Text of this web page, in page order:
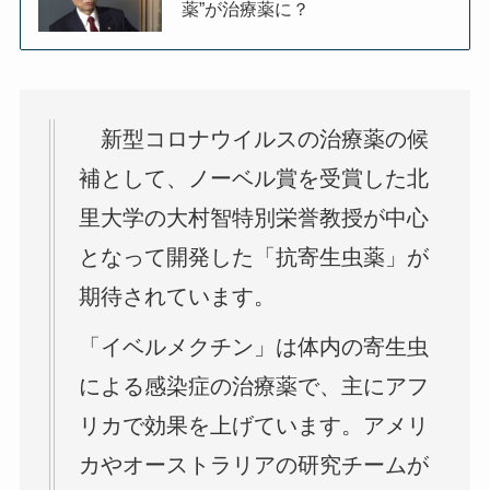
薬”が治療薬に？
新型コロナウイルスの治療薬の候
補として、ノーベル賞を受賞した北
里大学の大村智特別栄誉教授が中心
となって開発した「抗寄生虫薬」が
期待されています。
「イベルメクチン」は体内の寄生虫
による感染症の治療薬で、主にアフ
リカで効果を上げています。アメリ
カやオーストラリアの研究チームが